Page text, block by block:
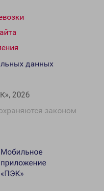
2026
законом
данных